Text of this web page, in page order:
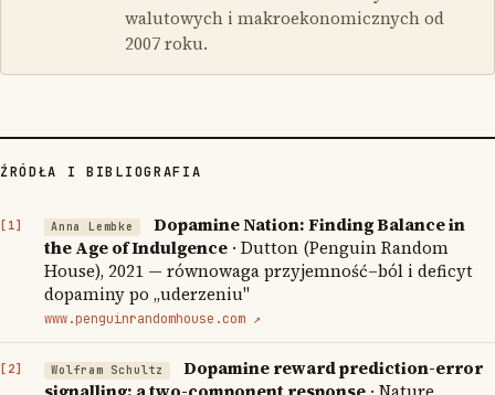
walutowych i makroekonomicznych od
2007 roku.
ŹRÓDŁA I BIBLIOGRAFIA
Anna Lembke
Dopamine Nation: Finding Balance in
the Age of Indulgence · Dutton (Penguin Random
House), 2021 — równowaga przyjemność–ból i deficyt
dopaminy po „uderzeniu"
www.penguinrandomhouse.com ↗
Wolfram Schultz
Dopamine reward prediction-error